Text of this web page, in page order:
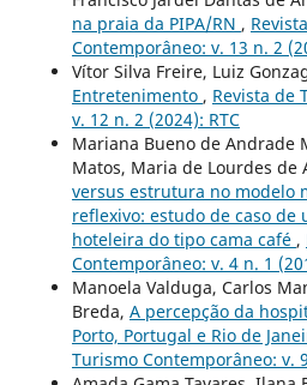
na praia da PIPA/RN ,
Contemporâneo: v. 13 n. 2
Vítor Silva Freire, Luiz
Entretenimento , Revista de
v. 12 n. 2 (2024): RTC
Mariana Bueno de Andrade
Matos, Maria de Lourdes de
versus estrutura no modelo
reflexivo: estudo de caso de
hoteleira do tipo cama café ,
Contemporâneo: v. 4 n. 1
Manoela Valduga, Carlos
Breda, A percepção da
Porto, Portugal e Rio de
Turismo Contemporâneo: v.